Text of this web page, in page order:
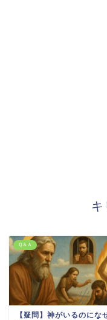
Ｑ＆Ａ
【疑問】神がいるのにな